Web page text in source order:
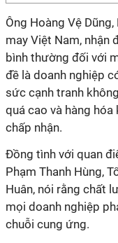
Ông Hoàng Vệ
may Việt Nam, nhận
bình thường đối với
đề là doanh nghiệp
sức cạnh tranh
quá cao và hàng
chấp nhận.
Đồng tình với quan
Phạm Thanh Hùng,
Huân, nói rằng chất
mọi doanh nghiệp
chuỗi cung ứng.